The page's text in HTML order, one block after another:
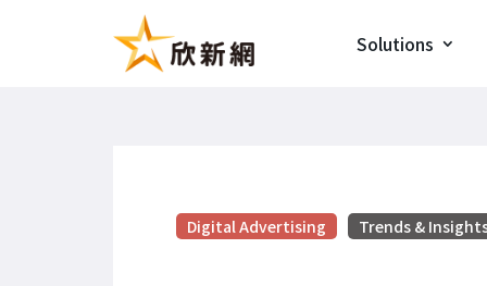
Solutions
Digital Advertising Trends &